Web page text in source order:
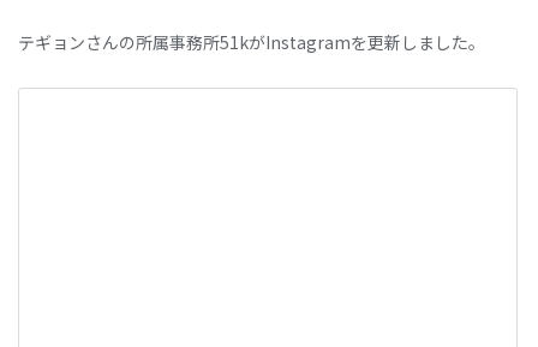
テギョンさんの所属事務所51kがInstagramを更新しました。